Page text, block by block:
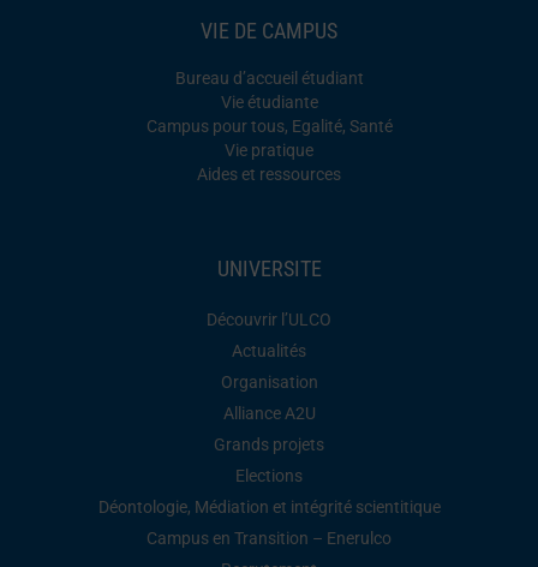
VIE DE CAMPUS
Bureau d’accueil étudiant
Vie étudiante
Campus pour tous, Egalité, Santé
Vie pratique
Aides et ressources
UNIVERSITE
Découvrir l’ULCO
Actualités
Organisation
Alliance A2U
Grands projets
Elections
Déontologie, Médiation et intégrité scientitique
Campus en Transition – Enerulco